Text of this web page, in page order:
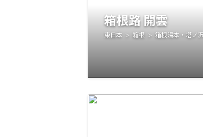
箱根路 開雲
東日本 箱根
箱根湯本・塔ノ沢